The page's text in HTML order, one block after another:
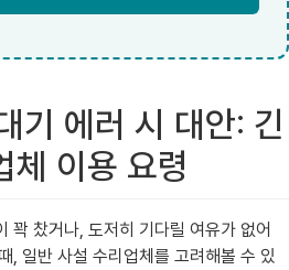
기 에러 시 대안: 긴
체 이용 요령
꽉 찼거나, 도저히 기다릴 여유가 없어
, 일반 사설 수리업체를 고려해볼 수 있